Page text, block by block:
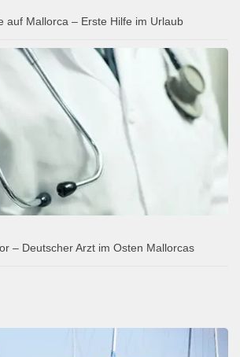
auf Mallorca – Erste Hilfe im Urlaub
– Deutscher Arzt im Osten Mallorcas